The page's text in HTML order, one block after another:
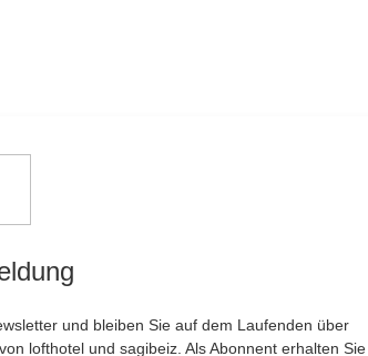
und bleiben Sie auf dem Laufenden über
lofthotel und sagibeiz. Als Abonnent erhalten Sie